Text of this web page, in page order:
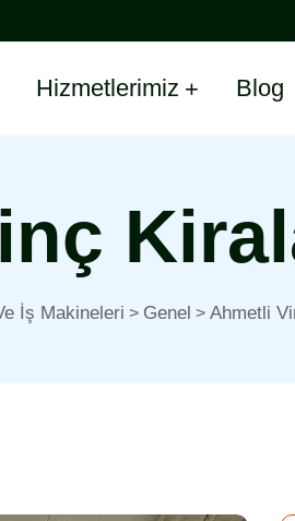
Hizmetlerimiz Blog
İş Makineleri > Genel > Ahmetli